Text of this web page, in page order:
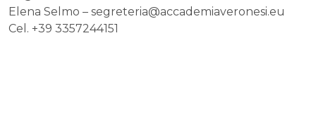
Elena Selmo – segreteria@accademiaveronesi.eu
Cel. +39 3357244151